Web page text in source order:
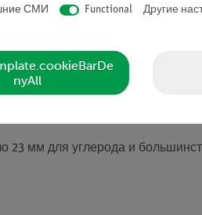
и понятное хранение.
с международными
23 мм для углерода и
СМИ Functional Другие
nyAll